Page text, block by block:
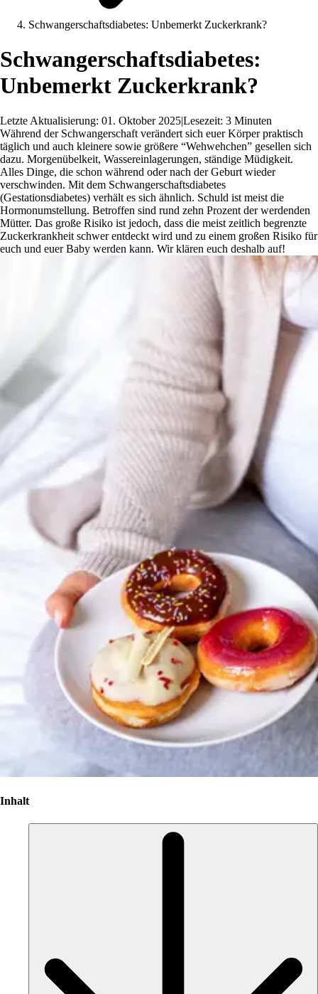
Schwangerschaftsdiabetes: Unbemerkt Zuckerkrank?
Schwangerschaftsdiabetes:
Unbemerkt Zuckerkrank?
Letzte Aktualisierung: 01. Oktober 2025|Lesezeit: 3 Minuten
Während der Schwangerschaft verändert sich euer Körper praktisch
täglich und auch kleinere sowie größere “Wehwehchen” gesellen sich
dazu. Morgenübelkeit, Wassereinlagerungen, ständige Müdigkeit.
Alles Dinge, die schon während oder nach der Geburt wieder
verschwinden. Mit dem Schwangerschaftsdiabetes
(Gestationsdiabetes) verhält es sich ähnlich. Schuld ist meist die
Hormonumstellung. Betroffen sind rund zehn Prozent der werdenden
Mütter. Das große Risiko ist jedoch, dass die meist zeitlich begrenzte
Zuckerkrankheit schwer entdeckt wird und zu einem großen Risiko für
euch und euer Baby werden kann. Wir klären euch deshalb auf!
Inhalt